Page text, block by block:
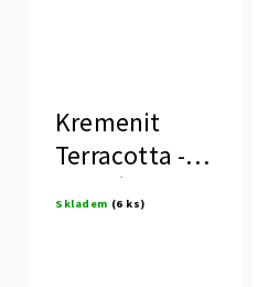
Kremenit
Terracotta -
umělá
Skladem (6 ks)